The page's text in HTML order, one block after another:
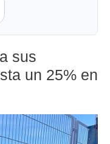
sus
un 25% en